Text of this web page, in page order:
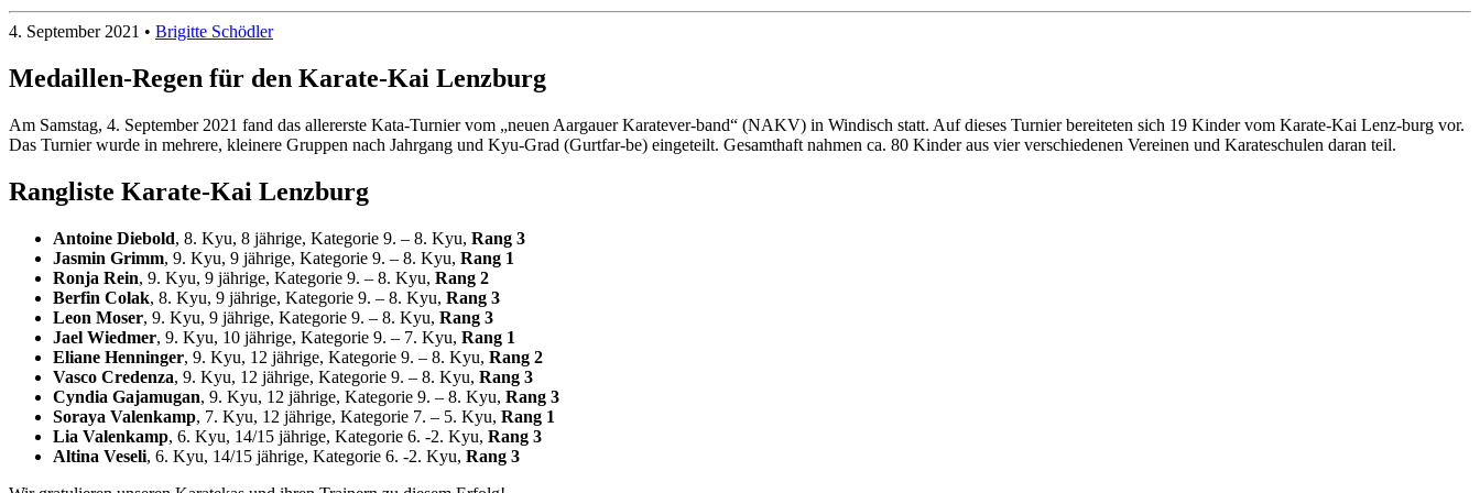
4. September 2021 • Brigitte Schödler
Medaillen-Regen für den Karate-Kai Lenzburg
Am Samstag, 4. September 2021 fand das allererste Kata-Turnier vom „neuen Aargauer Karatever-band“ (NAKV) in Windisch statt. Auf dieses Turnier bereiteten sich 19 Kinder vom Karate-Kai Lenz-burg vor.
Das Turnier wurde in mehrere, kleinere Gruppen nach Jahrgang und Kyu-Grad (Gurtfar-be) eingeteilt. Gesamthaft nahmen ca. 80 Kinder aus vier verschiedenen Vereinen und Karateschulen daran teil.
Rangliste Karate-Kai Lenzburg
Antoine Diebold, 8. Kyu, 8 jährige, Kategorie 9. – 8. Kyu, Rang 3
Jasmin Grimm, 9. Kyu, 9 jährige, Kategorie 9. – 8. Kyu, Rang 1
Ronja Rein, 9. Kyu, 9 jährige, Kategorie 9. – 8. Kyu, Rang 2
Berfin Colak, 8. Kyu, 9 jährige, Kategorie 9. – 8. Kyu, Rang 3
Leon Moser, 9. Kyu, 9 jährige, Kategorie 9. – 8. Kyu, Rang 3
Jael Wiedmer, 9. Kyu, 10 jährige, Kategorie 9. – 7. Kyu, Rang 1
Eliane Henninger, 9. Kyu, 12 jährige, Kategorie 9. – 8. Kyu, Rang 2
Vasco Credenza, 9. Kyu, 12 jährige, Kategorie 9. – 8. Kyu, Rang 3
Cyndia Gajamugan, 9. Kyu, 12 jährige, Kategorie 9. – 8. Kyu, Rang 3
Soraya Valenkamp, 7. Kyu, 12 jährige, Kategorie 7. – 5. Kyu, Rang 1
Lia Valenkamp, 6. Kyu, 14/15 jährige, Kategorie 6. -2. Kyu, Rang 3
Altina Veseli, 6. Kyu, 14/15 jährige, Kategorie 6. -2. Kyu, Rang 3